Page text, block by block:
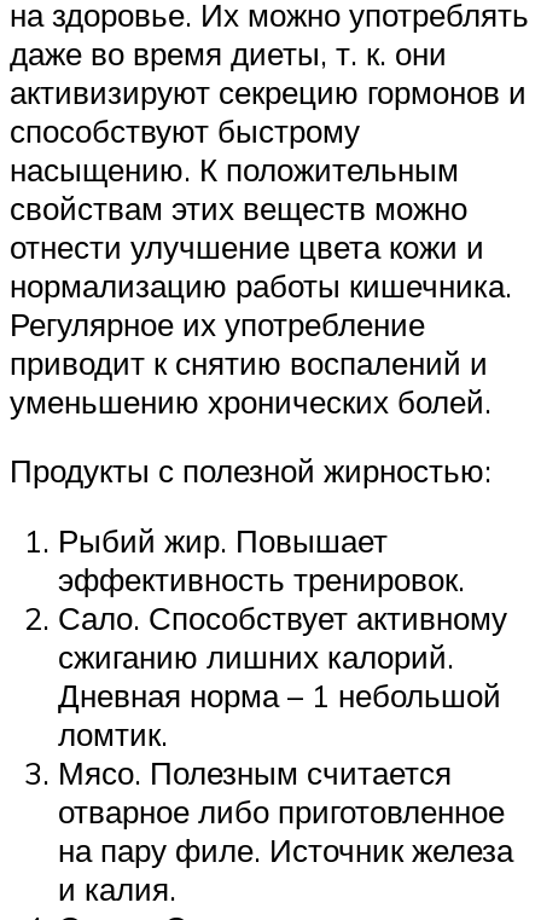
на здоровье. Их можно употреблять
даже во время диеты, т. к. они
активизируют секрецию гормонов и
способствуют быстрому
насыщению. К положительным
свойствам этих веществ можно
отнести улучшение цвета кожи и
нормализацию работы кишечника.
Регулярное их употребление
приводит к снятию воспалений и
уменьшению хронических болей.
Продукты с полезной жирностью:
Рыбий жир. Повышает
эффективность тренировок.
Сало. Способствует активному
сжиганию лишних калорий.
Дневная норма – 1 небольшой
ломтик.
Мясо. Полезным считается
отварное либо приготовленное
на пару филе. Источник железа
и калия.